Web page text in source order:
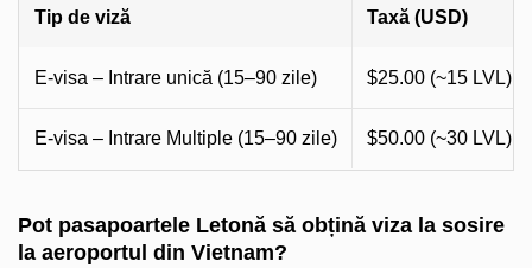
Tip de viză Taxă (USD)
E-visa – Intrare unică (15–90 zile) $25.00 (~15 LVL)
E-visa – Intrare Multiple (15–90 zile) $50.00 (~30 LVL)
Pot pasapoartele Letonă să obțină viza la sosire
la aeroportul din Vietnam?